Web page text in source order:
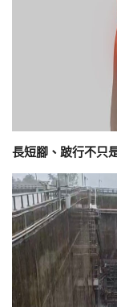
長短腳、跛行不只